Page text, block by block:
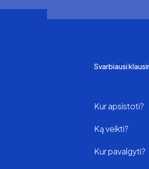
Svarbiausi
Kur apsistoti?
Ką veikti?
Kur pavalgyti?